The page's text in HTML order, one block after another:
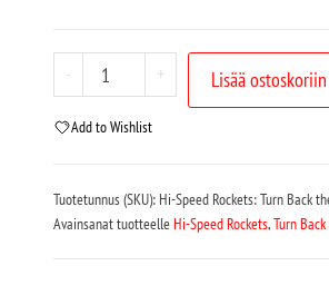
- + Lisää ostoskoriin
Add to Wishlist
Tuotetunnus (SKU): Hi-Speed Rockets: Turn Back
Avainsanat tuotteelleHi-Speed Rockets,Turn